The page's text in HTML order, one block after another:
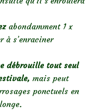
abondamment 1 x
à s’enraciner
débrouille tout seul
mais peut
ponctuels en